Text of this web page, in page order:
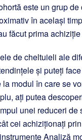
este un grup de
în același
făcut prima
de cheltuieli ale
și puteți
modul în care se
ați putea
unei reduceri de
cei achiziționați
Analiză